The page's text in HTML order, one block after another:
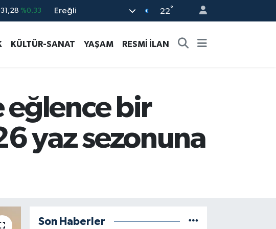
%0.03
%0.16
Ereğli 22°
KÜLTÜR-SANAT YAŞAM RESMİ İLAN
eğlence bir
yaz sezonuna
Son Haberler